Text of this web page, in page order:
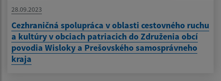
28.09.2023
Cezhraničná spolupráca v oblasti cestovného ruchu
a kultúry v obciach patriacich do Združenia obcí
povodia Wisloky a Prešovského samosprávneho
kraja